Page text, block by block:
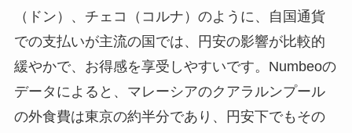
（ドン）、チェコ（コルナ）のように、自国通貨
での支払いが主流の国では、円安の影響が比較的
緩やかで、お得感を享受しやすいです。Numbeoの
データによると、マレーシアのクアラルンプール
の外食費は東京の約半分であり、円安下でもその